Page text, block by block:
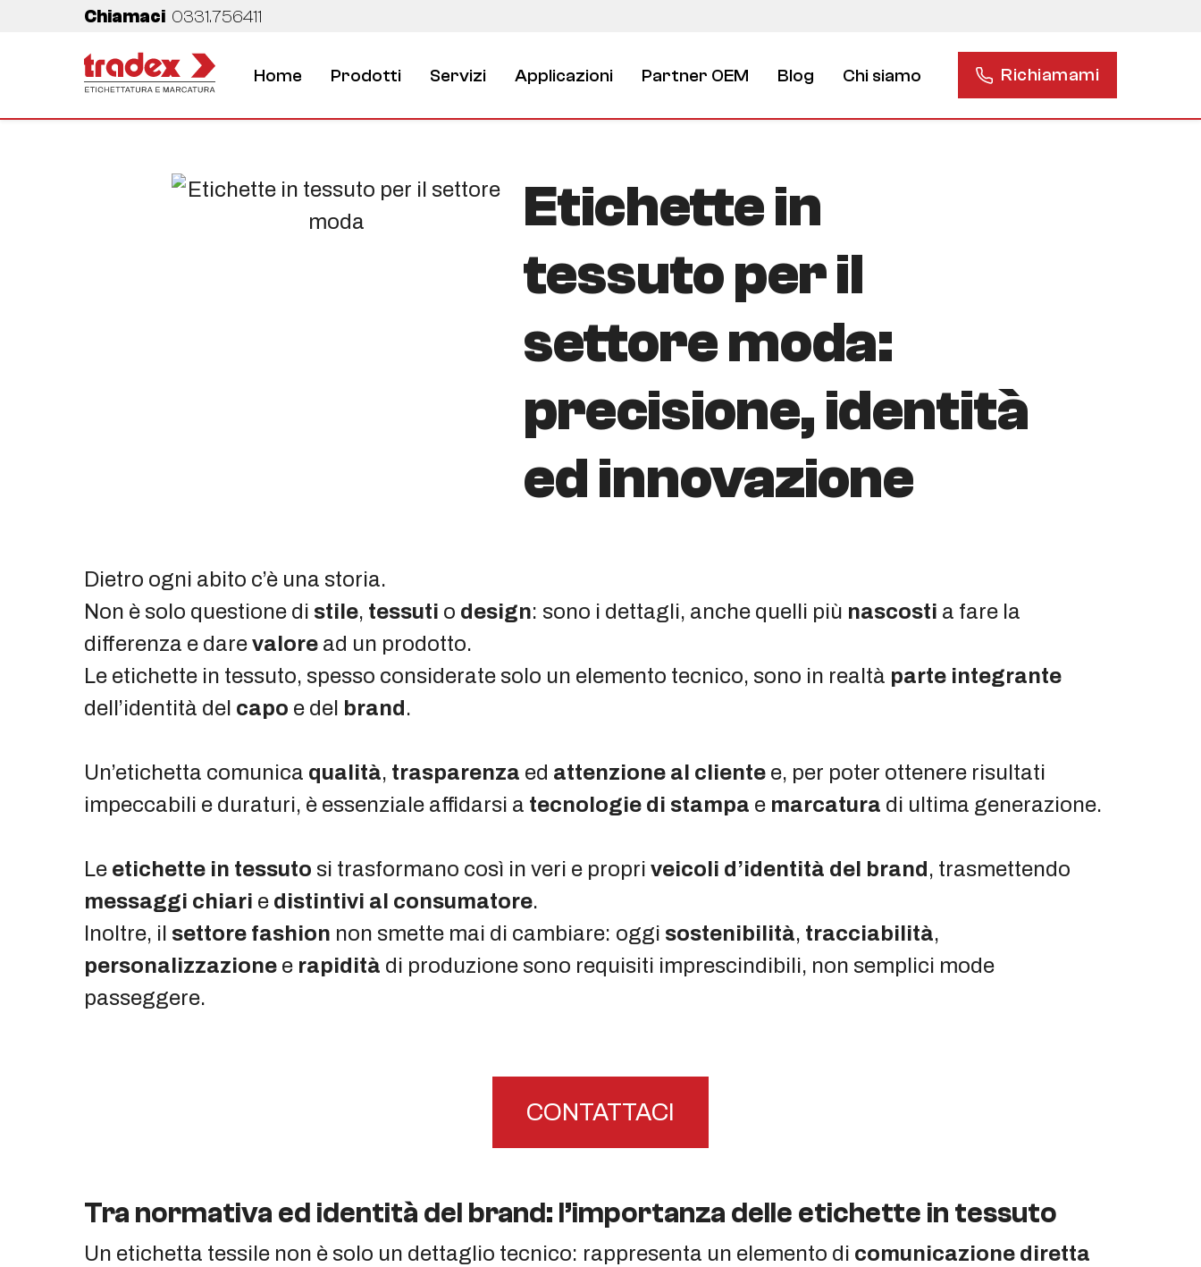
Chiamaci 0331.756411
Home Prodotti Servizi Applicazioni Partner OEM Blog Chi siamo Richiamami
Etichette in
tessuto per il
settore moda:
precisione, identità
ed innovazione
Dietro ogni abito c’è una storia.
Non è solo questione di stile, tessuti o design: sono i dettagli, anche quelli più nascosti a fare la
differenza e darevalore ad un prodotto.
Le etichette in tessuto, spesso considerate solo un elemento tecnico, sono in realtà parte integrante
dell’identità del capo e del brand.
Un’etichetta comunica qualità, trasparenza ed attenzione al cliente e, per poter ottenere risultati
impeccabili e duraturi, è essenziale affidarsi a tecnologie di stampa e marcatura di ultima generazione.
Le etichette in tessuto si trasformano così in veri e propri veicoli d’identità del brand, trasmettendo
messaggi chiari e distintivi al consumatore.
Inoltre, il settore fashion non smette mai di cambiare: oggi sostenibilità, tracciabilità,
personalizzazione e rapidità di produzione sono requisiti imprescindibili, non semplici mode
passeggere.
CONTATTACI
Tra normativa ed identità del brand: l’importanza delle etichette in tessuto
Un etichetta tessile non è solo un dettaglio tecnico: rappresenta un elemento di comunicazione diretta